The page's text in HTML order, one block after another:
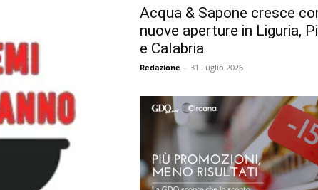
Acqua & Sapone cresce
nuove aperture in Liguria,
e Calabria
Redazione - 31 Luglio 2026